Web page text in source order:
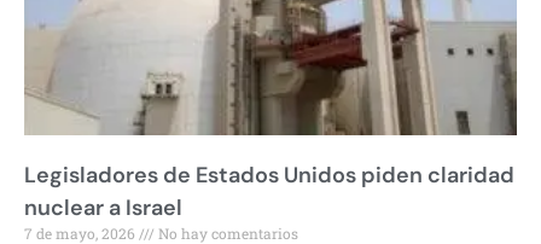
Legisladores de Estados Unidos piden claridad
nuclear a Israel
7 de mayo, 2026 No hay comentarios